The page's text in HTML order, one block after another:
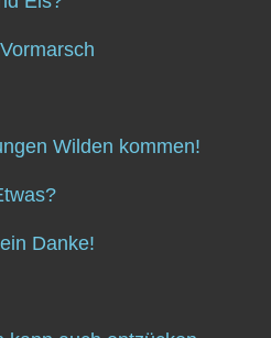
Wilden kommen!
Danke!